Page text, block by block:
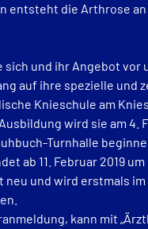
entsteht die Arthrose
sich und ihr Angebot vor
auf ihre spezielle und
Knieschule am
wird sie am 4.
Turnhalle
ab 11. Februar 2019 um
neu und wird erstmals
kann mit